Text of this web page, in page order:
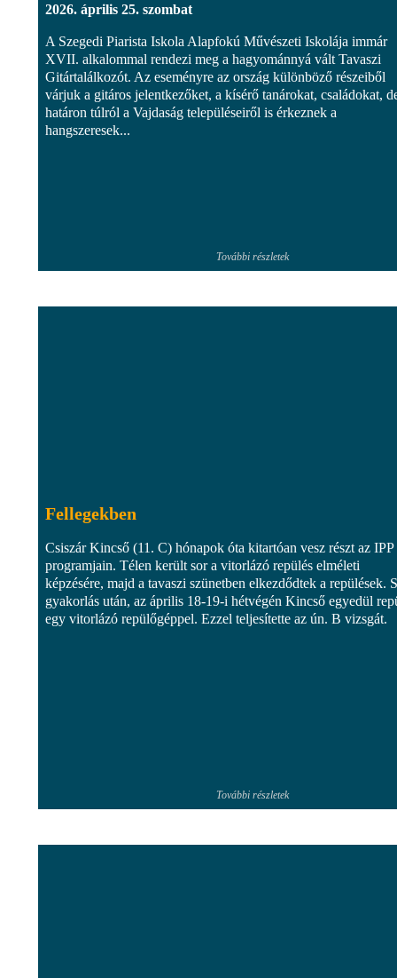
2026. április 25. szombat
A Szegedi Piarista Iskola Alapfokú Művészeti Iskolája immár
XVII. alkalommal rendezi meg a hagyománnyá vált Tavaszi
Gitártalálkozót. Az eseményre az ország különböző részeiből
várjuk a gitáros jelentkezőket, a kísérő tanárokat, családokat,
határon túlról a Vajdaság településeiről is érkeznek a
hangszeresek...
További részletek
Fellegekben
Csiszár Kincső (11. C) hónapok óta kitartóan vesz részt az IPP
programjain. Télen került sor a vitorlázó repülés elméleti
képzésére, majd a tavaszi szünetben elkezdődtek a repülések.
gyakorlás után, az április 18-19-i hétvégén Kincső egyedül
egy vitorlázó repülőgéppel. Ezzel teljesítette az ún. B vizsgát.
További részletek